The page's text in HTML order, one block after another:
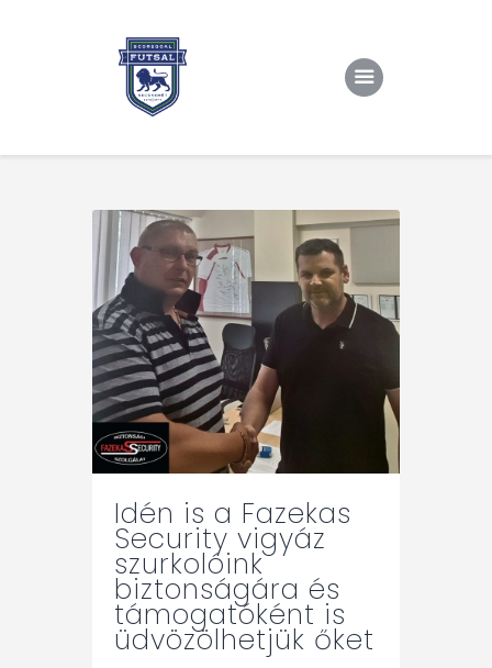
Rólunk/TAO
Eredmények, csapat
Hírek
Kapcsolat
Idén is a Fazekas
Security vigyáz
szurkolóink
biztonságára és
támogatóként is
üdvözölhetjük őket